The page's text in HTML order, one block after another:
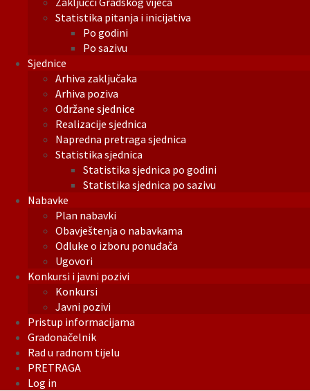
Statistika pitanja i inicijativa
Po godini
Po sazivu
Sjednice
Arhiva zaključaka
Arhiva poziva
Održane sjednice
Realizacije sjednica
Napredna pretraga sjednica
Statistika sjednica
Statistika sjednica po godini
Statistika sjednica po sazivu
Nabavke
Plan nabavki
Obavještenja o nabavkama
Odluke o izboru ponuđača
Ugovori
Konkursi i javni pozivi
Konkursi
Javni pozivi
Pristup informacijama
Gradonačelnik
Rad u radnom tijelu
PRETRAGA
Log in